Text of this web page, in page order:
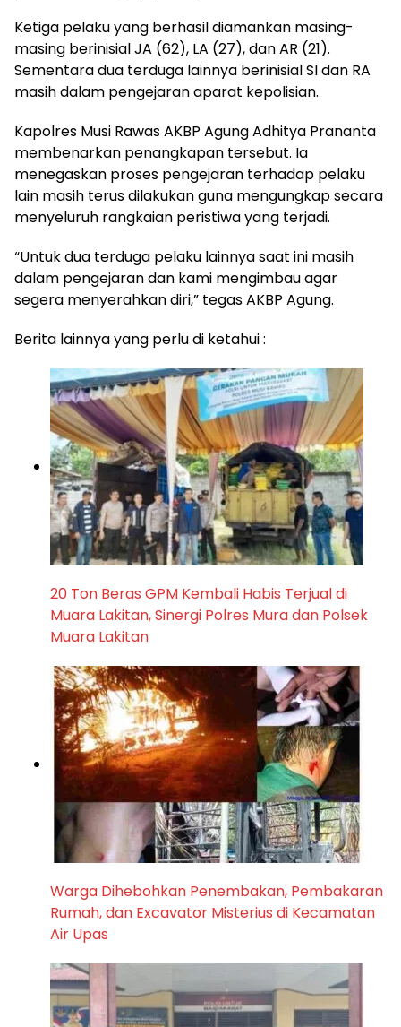
Ketiga pelaku yang berhasil diamankan masing-
masing berinisial JA (62), LA (27), dan AR (21).
Sementara dua terduga lainnya berinisial SI dan RA
masih dalam pengejaran aparat kepolisian.
Kapolres Musi Rawas AKBP Agung Adhitya Prananta
membenarkan penangkapan tersebut. Ia
menegaskan proses pengejaran terhadap pelaku
lain masih terus dilakukan guna mengungkap secara
menyeluruh rangkaian peristiwa yang terjadi.
“Untuk dua terduga pelaku lainnya saat ini masih
dalam pengejaran dan kami mengimbau agar
segera menyerahkan diri,” tegas AKBP Agung.
Berita lainnya yang perlu di ketahui :
20 Ton Beras GPM Kembali Habis Terjual di
Muara Lakitan, Sinergi Polres Mura dan Polsek
Muara Lakitan
Warga Dihebohkan Penembakan, Pembakaran
Rumah, dan Excavator Misterius di Kecamatan
Air Upas